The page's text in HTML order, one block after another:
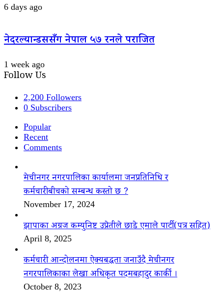
6 days ago
नेदरल्यान्डससँग नेपाल ५७ रनले पराजित
1 week ago
Follow Us
2,200 Followers
0 Subscribers
Popular
Recent
Comments
मेचीनगर नगरपालिका कार्यालमा जनप्रतिनिधि र
कर्मचारीबीचको सम्बन्ध कस्तो छ ?
November 17, 2024
झापाका अग्रज कम्युनिष्ट उप्रेतीले छाडे एमाले पार्टी(पत्र सहित)
April 8, 2025
कर्मचारी आन्दोलनमा ऐक्यबद्धता जनाउँदै मेचीनगर
नगरपालिकाका लेखा अधिकृत पदमबहादुर कार्की ।
October 8, 2023